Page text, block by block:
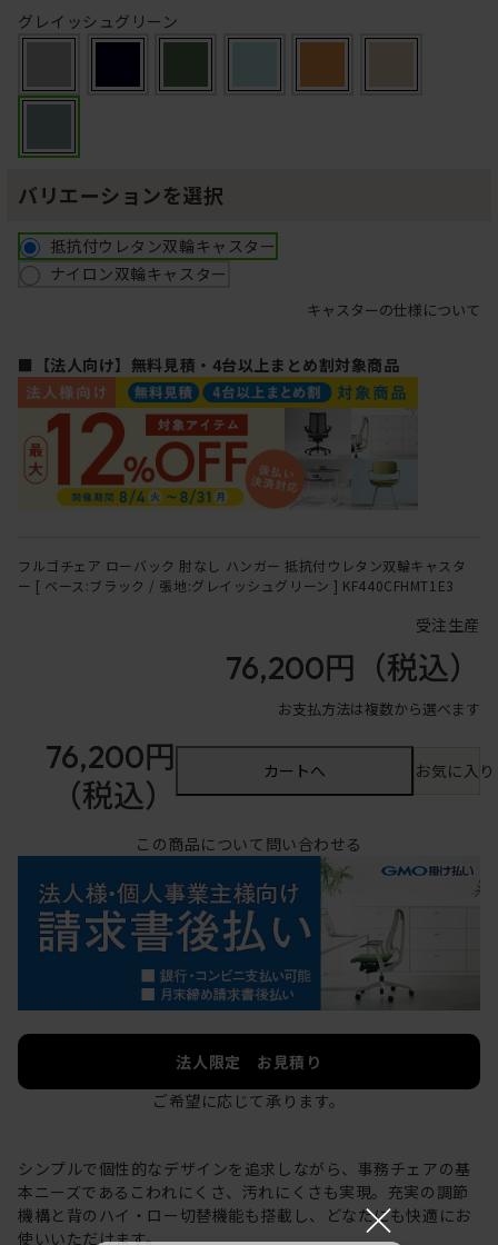
グレイッシュグリーン
バリエーションを選択
抵抗付ウレタン双輪キャスター
ナイロン双輪キャスター
キャスターの仕様について
■【法人向け】無料見積・4台以上まとめ割対象商品
フルゴチェア ローバック 肘なし ハンガー 抵抗付ウレタン双輪キャスタ
ー [ ベース:ブラック / 張地:グレイッシュグリーン ] KF440CFHMT1E3
受注生産
76,200円 （税込）
お支払方法は複数から選べます
76,200円
（税込）
カートへ お気に入
この商品について問い合わせる
法人限定 お見積り
ご希望に応じて承ります。
シンプルで個性的なデザインを追求しながら、事務チェアの基
本ニーズであるこわれにくさ、汚れにくさも実現。充実の調節
機構と背のハイ・ロー切替機能も搭載し、どなたにも快適にお
使いいただけます。
×